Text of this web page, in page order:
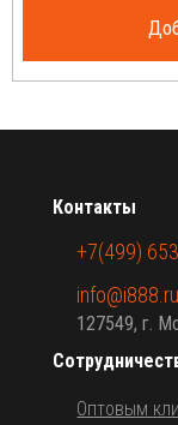
Оптовым
Контакты
+7(499)
info@i888.ru
127549, г.